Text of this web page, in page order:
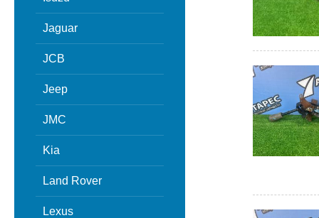
Jaguar
JCB
Jeep
JMC
Kia
Land Rover
Lexus